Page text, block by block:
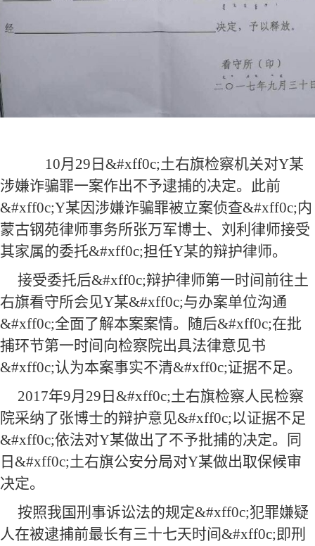
10月 29 日&#xff0c;土右旗检察机关对Y某
涉嫌诈骗罪一案作出不予逮捕的决定。此前
&#xff0c;Y某因涉嫌诈骗罪被立案侦查&#xff0c;内
蒙古钢苑律师事务所张万军博士、 刘利律师接受
其家属的委托&#xff0c;担任Y某的辩护律师。
接受委托后&#xff0c;辩护律师第一时间前往土
右旗看守所会见Y某&#xff0c;与办案单位沟通
&#xff0c;全面了解本案案情。随后&#xff0c;在批
捕环节第一时间向检察院出具法律意见书
&#xff0c;认为本案事实不清&#xff0c;证据不足。
2017年9月 29 日&#xff0c;土右旗检察人民检察
院采纳了张博士的辩护意见&#xff0c;以证据不足
&#xff0c;依法对Y某做出了不予批捕的决定。同
日&#xff0c;土右旗公安分局对Y某做出取保候审
决定。
按照我国刑事诉讼法的规定&#xff0c;犯罪嫌疑
人在被逮捕前最长有三十七天时间&#xff0c;即刑